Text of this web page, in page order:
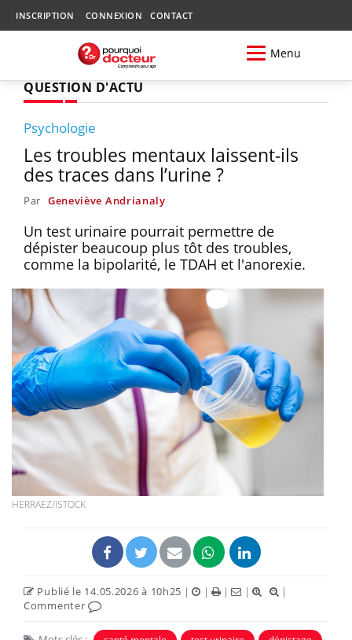
INSCRIPTION CONNEXION CONTACT
Menu
QUESTION D'ACTU
Psychologie
Les troubles mentaux laissent-ils
des traces dans l’urine ?
Par Geneviève Andrianaly
Un test urinaire pourrait permettre de
dépister beaucoup plus tôt des troubles,
comme la bipolarité, le TDAH et l'anorexie.
HERRAEZ/ISTOCK
Publié le 14.05.2026 à 10h25 | | | |
|
Commenter